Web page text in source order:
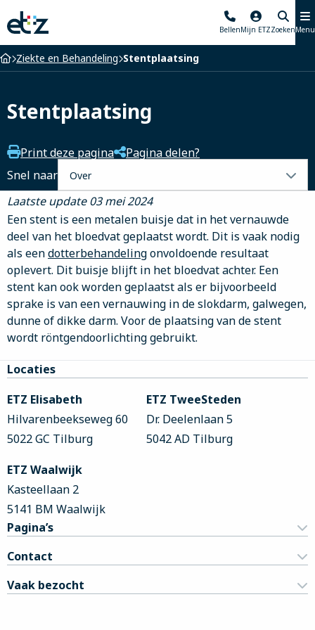
Elisabeth-
TweeSteden
Ziekenhuis
BellenMijn ETZZoekenMenu
Home
Ziekte en Behandeling Stentplaatsing
Stentplaatsing
Print deze pagina
Pagina delen?
Snel naar
tabblad
Laatste update 03 mei 2024
Een stent is een metalen buisje dat in het vernauwde
deel van het bloedvat geplaatst wordt. Dit is vaak nodig
als eendotterbehandelingonvoldoende resultaat
oplevert. Dit buisje blijft in het bloedvat achter. Een
stent kan ook worden geplaatst als er bijvoorbeeld
sprake is van een vernauwing in de slokdarm, galwegen,
dunne of dikke darm. Voor de plaatsing van de stent
wordt röntgendoorlichting gebruikt.
Site
footer
Locaties
ETZ Elisabeth
Hilvarenbeekseweg 60
5022 GC Tilburg
ETZ TweeSteden
Dr. Deelenlaan 5
5042 AD Tilburg
ETZ Waalwijk
Kasteellaan 2
5141 BM Waalwijk
Pagina’s
Contact
Vaak bezocht